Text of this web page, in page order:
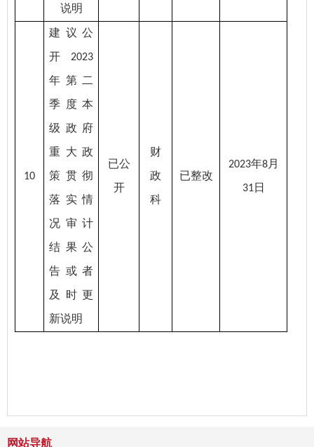
说明
10
建议公
开 2023
年第二
季度本
级政府
重大政
策贯彻
落实情
况审计
结果公
告或者
及时更
新说明
已公
开
财
政
科
已整改
2023年8月
31 日
网站导航